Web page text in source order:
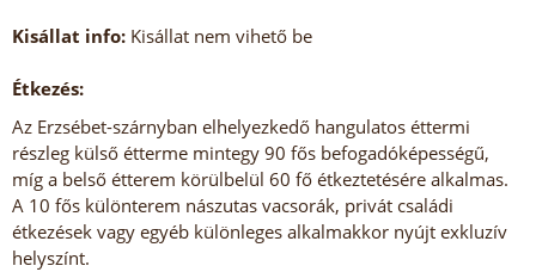
Kisállat info: Kisállat nem vihető be
Étkezés:
Az Erzsébet-szárnyban elhelyezkedő hangulatos éttermi
részleg külső étterme mintegy 90 fős befogadóképességű,
míg a belső étterem körülbelül 60 fő étkeztetésére alkalmas.
A 10 fős különterem nászutas vacsorák, privát családi
étkezések vagy egyéb különleges alkalmakkor nyújt exkluzív
helyszínt.